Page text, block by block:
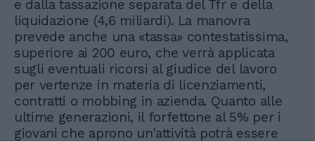
e dalla tassazione separata del Tfr e della
liquidazione (4,6 miliardi). La manovra
prevede anche una «tassa» contestatissima,
superiore ai 200 euro, che verrà applicata
sugli eventuali ricorsi al giudice del lavoro
per vertenze in materia di licenziamenti,
contratti o mobbing in azienda. Quanto alle
ultime generazioni, il forfettone al 5% per i
giovani che aprono un'attività potrà essere